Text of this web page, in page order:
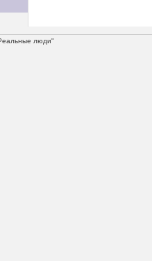
люди"